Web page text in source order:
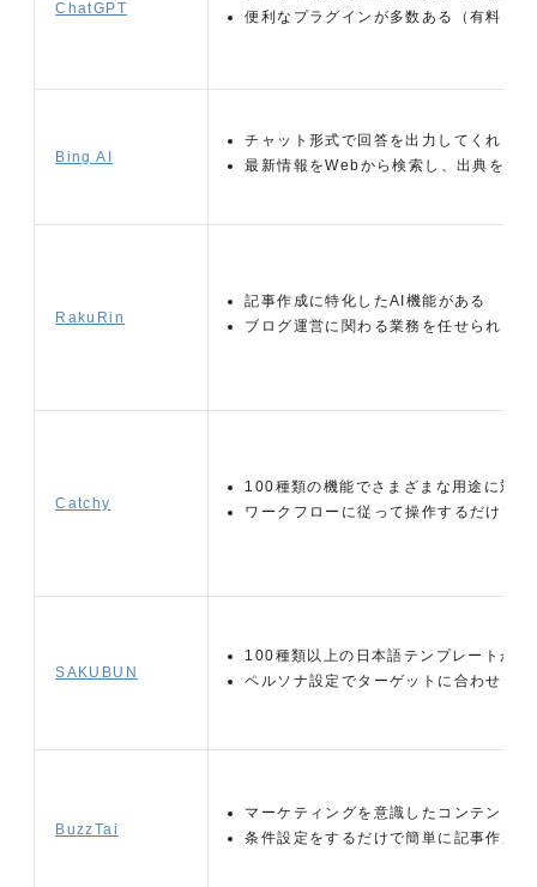
ChatGPT
便利なプラグインが多数ある（有料プ
Bing AI
チャット形式で回答を出力してくれる
最新情報をWebから検索し、出典を添
RakuRin
記事作成に特化したAI機能がある
ブログ運営に関わる業務を任せられる
Catchy
100種類の機能でさまざまな用途に対応
ワークフローに従って操作するだけで
SAKUBUN
100種類以上の日本語テンプレートがあ
ペルソナ設定でターゲットに合わせた
BuzzTai
マーケティングを意識したコンテンツ
条件設定をするだけで簡単に記事作成